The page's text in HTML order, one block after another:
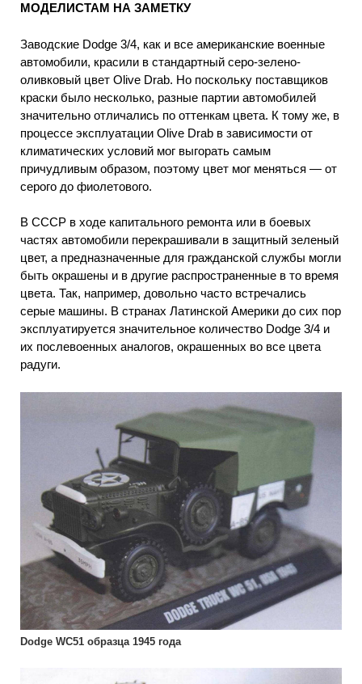
МОДЕЛИСТАМ НА ЗАМЕТКУ
Заводские Dodge 3/4, как и все американские военные
автомобили, красили в стандартный серо-зелено-
оливковый цвет Olive Drab. Но поскольку поставщиков
краски было несколько, разные партии автомобилей
значительно отличались по оттенкам цвета. К тому же, в
процессе эксплуатации Olive Drab в зависимости от
климатических условий мог выгорать самым
причудливым образом, поэтому цвет мог меняться — от
серого до фиолетового.
В СССР в ходе капитального ремонта или в боевых
частях автомобили перекрашивали в защитный зеленый
цвет, а предназначенные для гражданской службы могли
быть окрашены и в другие распространенные в то время
цвета. Так, например, довольно часто встречались
серые машины. В странах Латинской Америки до сих пор
эксплуатируется значительное количество Dodge 3/4 и
их послевоенных аналогов, окрашенных во все цвета
радуги.
Dodge WC51 образца 1945 года